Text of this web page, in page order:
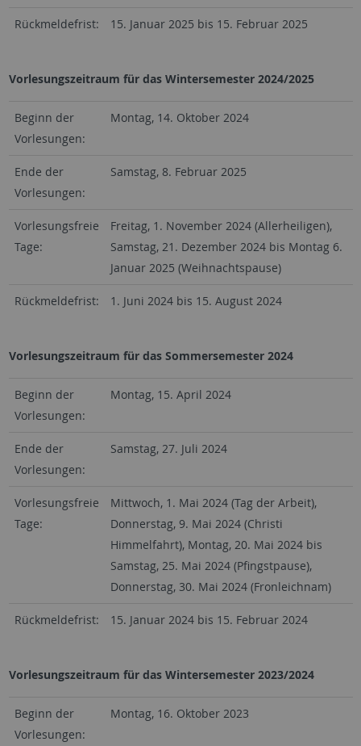
Rückmeldefrist: 15. Januar 2025 bis 15. Februar 2025
Vorlesungszeitraum für das Wintersemester 2024/2025
Beginn der
Vorlesungen:
Montag, 14. Oktober 2024
Ende der
Vorlesungen:
Samstag, 8. Februar 2025
Vorlesungsfreie
Tage:
Freitag, 1. November 2024 (Allerheiligen),
Samstag, 21. Dezember 2024 bis Montag 6.
Januar 2025 (Weihnachtspause)
Rückmeldefrist: 1. Juni 2024 bis 15. August 2024
Vorlesungszeitraum für das Sommersemester 2024
Beginn der
Vorlesungen:
Montag, 15. April 2024
Ende der
Vorlesungen:
Samstag, 27. Juli 2024
Vorlesungsfreie
Tage:
Mittwoch, 1. Mai 2024 (Tag der Arbeit),
Donnerstag, 9. Mai 2024 (Christi
Himmelfahrt), Montag, 20. Mai 2024 bis
Samstag, 25. Mai 2024 (Pfingstpause),
Donnerstag, 30. Mai 2024 (Fronleichnam)
Rückmeldefrist: 15. Januar 2024 bis 15. Februar 2024
Vorlesungszeitraum für das Wintersemester 2023/2024
Beginn der
Vorlesungen:
Montag, 16. Oktober 2023